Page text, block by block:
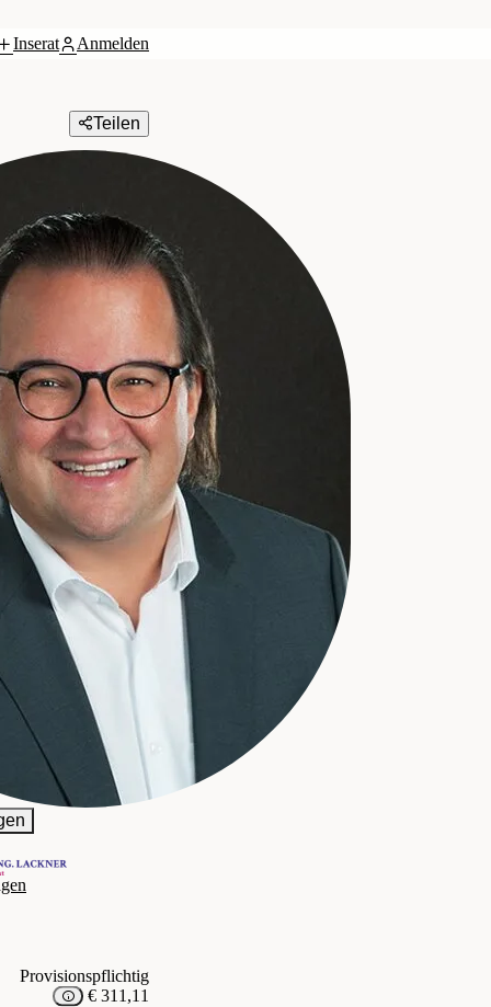
Inserat Anmelden
Teilen
Provisionspflichtig
€ 311,11
GmbH